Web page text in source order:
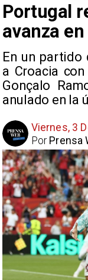
Portugal
avanza
En un partido
a Croacia
Gonçalo
anulado en la
Viernes, 3
Prensa
Por